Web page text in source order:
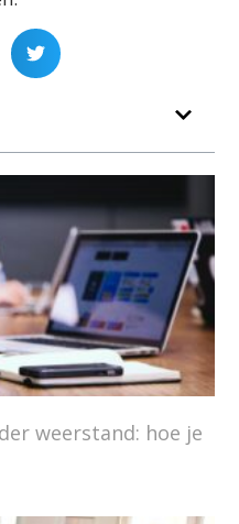
weerstand: hoe je